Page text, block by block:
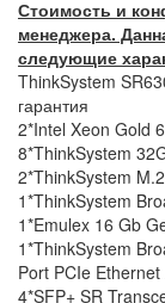
Стоимость и
менеджера.
следующие
ThinkSystem
гарантия
2*Intel Xeon Gold
8*ThinkSystem
2*ThinkSystem
1*ThinkSystem
1*Emulex 16 Gb
1*ThinkSystem
Port PCIe
4*SFP+ SR